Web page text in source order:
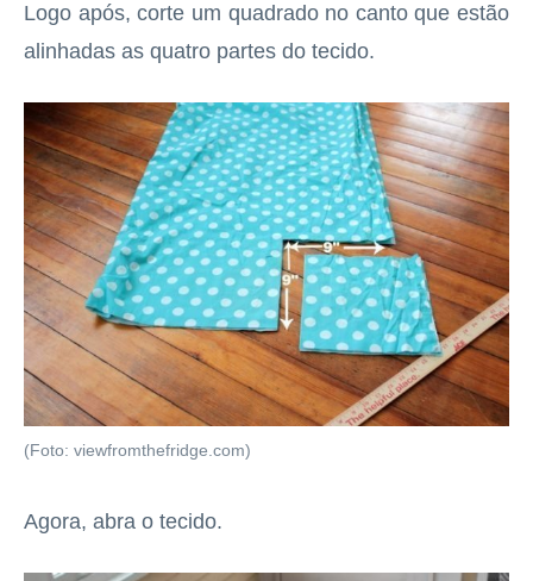
Logo após, corte um quadrado no canto que estão
alinhadas as quatro partes do tecido.
(Foto: viewfromthefridge.com)
Agora, abra o tecido.